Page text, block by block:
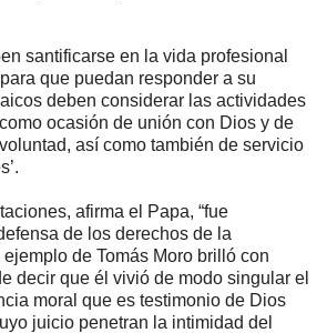
santificarse en la vida profesional
que puedan responder a su
deben considerar las actividades
ocasión de unión con Dios y de
así como también de servicio
afirma el Papa, “fue
de los derechos de la
de Tomás Moro brilló con
decir que él vivió de modo singular el
moral que es testimonio de Dios
juicio penetran la intimidad del